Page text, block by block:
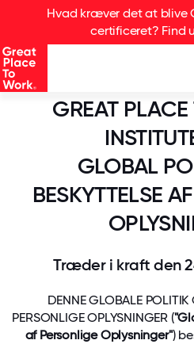
Hvad kræver det at blive
certificeret? Find
GREAT
GLOBAL
BESKYTTELSE
Træder i kraft den
DENNE GLOBALE POLITIK
PERSONLIGE OPLYSNINGER (
af Personlige Oplysninger")